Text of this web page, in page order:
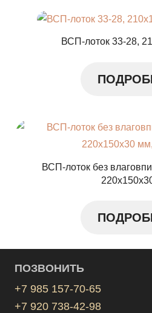
ВСП-лоток 33-28,
ВСП-лоток без
ПОЗВОНИТЬ
+7 985 157-70-65
+7 920 738-42-98